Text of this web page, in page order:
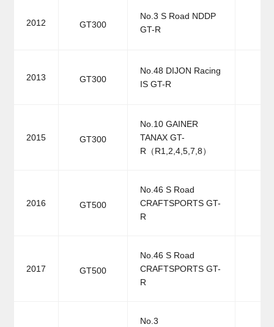
2012 GT300
No.3 S Road NDDP
GT-R
2013 GT300
No.48 DIJON Racing
IS GT-R
2015 GT300
No.10 GAINER
TANAX GT-
R（R1,2,4,5,7,8）
2016 GT500
No.46 S Road
CRAFTSPORTS GT-
R
2017 GT500
No.46 S Road
CRAFTSPORTS GT-
R
No.3